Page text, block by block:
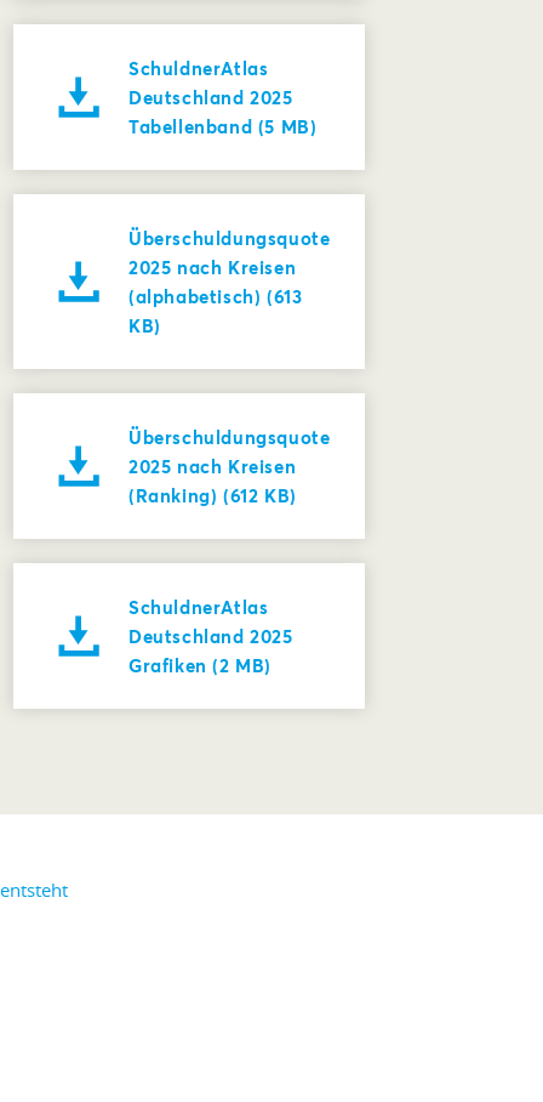
SchuldnerAtlas
Deutschland 2025
Tabellenband (5 MB)
Überschuldungsquote
2025 nach Kreisen
(alphabetisch) (613
KB)
Überschuldungsquote
2025 nach Kreisen
(Ranking) (612 KB)
SchuldnerAtlas
Deutschland 2025
Grafiken (2 MB)